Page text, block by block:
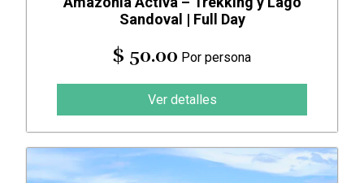
Sandoval | Full Day
$ 50.00 Por persona
Ver detalles